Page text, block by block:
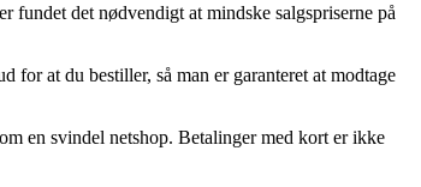
fundet det nødvendigt at mindske salgspriserne på
at du bestiller, så man er garanteret at modtage
en svindel netshop. Betalinger med kort er ikke